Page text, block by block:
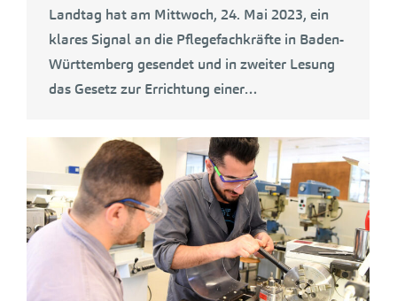
Landtag hat am Mittwoch, 24. Mai 2023, ein
klares Signal an die Pflegefachkräfte in Baden-
Württemberg gesendet und in zweiter Lesung
das Gesetz zur Errichtung einer…